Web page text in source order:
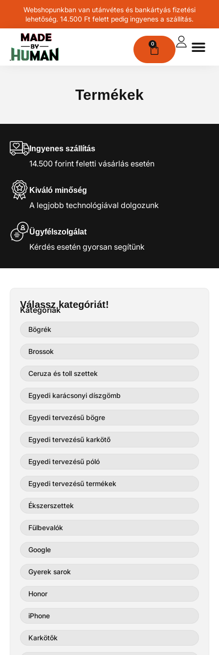
Webshopunkban van utánvétes és bankártyás fizetési
lehetőség. 14.500 Ft felett pedig ingyenes a szállítás.
0
Termékek
Ingyenes szállítás
14.500 forint feletti vásárlás esetén
Kiváló minőség
A legjobb technológiával dolgozunk
Ügyfélszolgálat
Kérdés esetén gyorsan segítünk
Válassz kategóriát!
Kategóriák
Bögrék
Brossok
Ceruza és toll szettek
Egyedi karácsonyi díszgömb
Egyedi tervezésű bögre
Egyedi tervezésű karkötő
Egyedi tervezésű póló
Egyedi tervezésű termékek
Ékszerszettek
Fülbevalók
Google
Gyerek sarok
Honor
iPhone
Karkötők